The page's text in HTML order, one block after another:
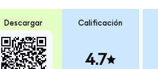
Descargar Calificación
4.7